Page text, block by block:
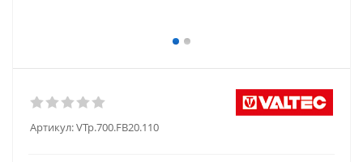
Артикул:VTp.700.FB20.110